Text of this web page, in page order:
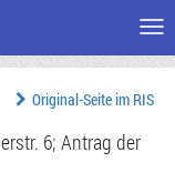
Original-Seite im RIS
6; Antrag der